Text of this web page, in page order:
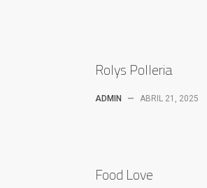
Rolys Polleria
ADMIN — ABRIL 21, 2025
Food Love